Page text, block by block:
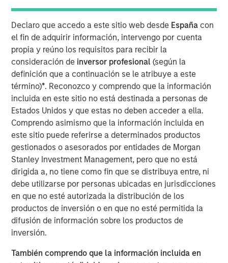
Declaro que accedo a este sitio web desde España con
el fin de adquirir información, intervengo por cuenta
propia y reúno los requisitos para recibir la
consideración de inversor profesional(según la
definición que a continuación se le atribuye a este
término)*. Reconozco y comprendo que la información
incluida en este sitio no está destinada a personas de
Estados Unidos y que estas no deben acceder a ella.
Comprendo asimismo que la información incluida en
este sitio puede referirse a determinados productos
gestionados o asesorados por entidades de Morgan
Stanley Investment Management, pero que no está
dirigida a, no tiene como fin que se distribuya entre, ni
debe utilizarse por personas ubicadas en jurisdicciones
en que no esté autorizada la distribución de los
productos de inversión o en que no esté permitida la
difusión de información sobre los productos de
inversión.
También comprendo que la información incluida en
from Blue Owl Strategic Equity and Lexington, with
Norwest, Ares Management Funds, AltamarCAM and
Churchill also committing to the vehicle.
Headquartered in Atlanta, Georgia, World 50 is an
invitation-only, peer-to-peer network and knowledge
exchange platform. Global CEOs, board directors, and
senior executives across a variety of functions – from 37
countries across six continents – join World 50 to learn
from one another, build relationships, and engage with
the World 50 community to discover powerful insights.
Since investing in World 50 in 2020, MSCP has partnered
with Company management to further build out the
offering and continuously improve the member
experience through complimentary services and
products. The Company’s focus on creating an
unmatched member experience has further cemented
World 50 as an important resource to its members, which
in turn, has led to consistent growth for the Company.
“We are proud to have partnered with the World 50
management team through this past chapter, ultimately